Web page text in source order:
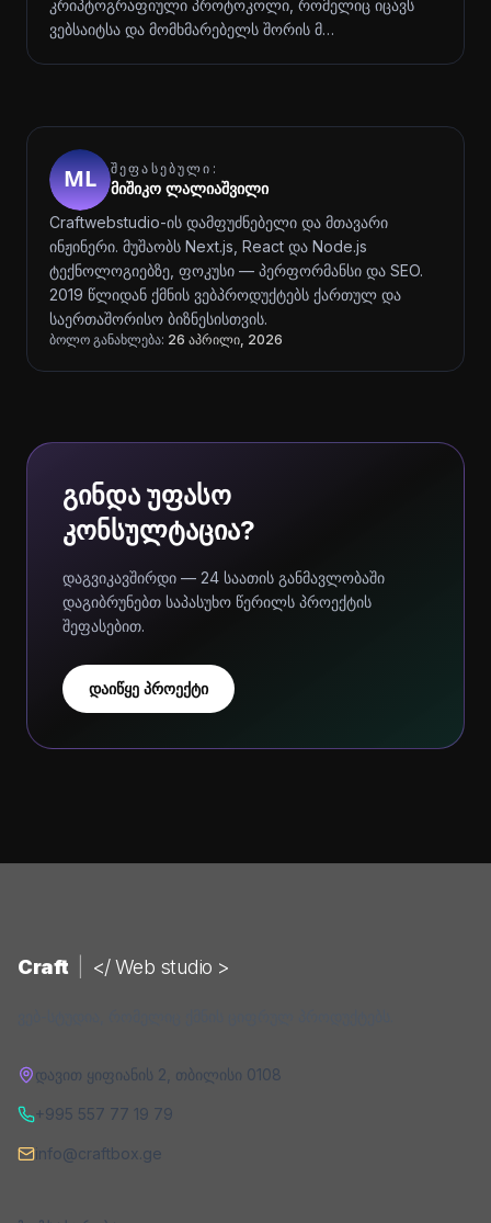
კრიპტოგრაფიული პროტოკოლი, რომელიც იცავს
ვებსაიტსა და მომხმარებელს შორის მ…
ᲨᲔᲤᲐᲡᲔᲑᲣᲚᲘ:
მიშიკო ლალიაშვილი
Craftwebstudio-ის დამფუძნებელი და მთავარი
ინჟინერი. მუშაობს Next.js, React და Node.js
ტექნოლოგიებზე, ფოკუსი — პერფორმანსი და SEO.
2019 წლიდან ქმნის ვებპროდუქტებს ქართულ და
საერთაშორისო ბიზნესისთვის.
ბოლო განახლება: 26 აპრილი, 2026
გინდა უფასო
კონსულტაცია?
დაგვიკავშირდი — 24 საათის განმავლობაში
დაგიბრუნებთ საპასუხო წერილს პროექტის
შეფასებით.
დაიწყე პროექტი
Craft </ Web studio >
დავით ყიფიანის 2 თბილისი 0108
+995 557 77 19 79
info@craftbox.ge